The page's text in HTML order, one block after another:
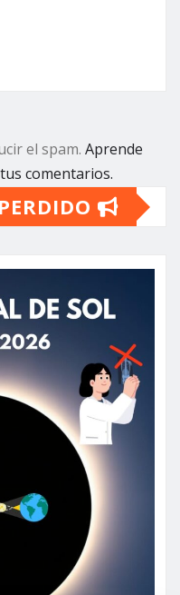
el spam. Aprende
comentarios.